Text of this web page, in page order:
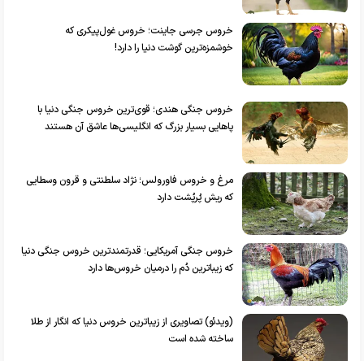
خروس جرسی جاینت؛ خروس غول‌پیکری که
خوشمزه‌ترین گوشت دنیا را دارد!
خروس جنگی هندی؛ قوی‌ترین خروس جنگی دنیا با
پاهایی بسیار بزرگ که انگلیسی‌ها عاشق آن هستند
مرغ و خروس فاورولس؛ نژاد سلطنتی و قرون وسطایی
که ریش پُرپُشت دارد
خروس جنگی آمریکایی؛ قدرتمند‌ترین خروس جنگی دنیا
که زیبا‌ترین دُم را درمیان خروس‌ها دارد
(ویدئو) تصاویری از زیبا‌ترین خروس دنیا که انگار از طلا
ساخته شده است